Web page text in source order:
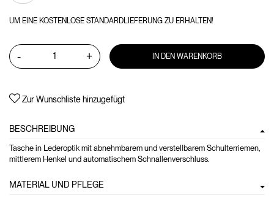
UM EINE KOSTENLOSE STANDARDLIEFERUNG ZU ERHALTEN!
- + IN DEN WARENKORB
Zur Wunschliste hinzugefügt
BESCHREIBUNG
Tasche in Lederoptik mit abnehmbarem und verstellbarem Schulterriemen,
mittlerem Henkel und automatischem Schnallenverschluss.
MATERIAL UND PFLEGE